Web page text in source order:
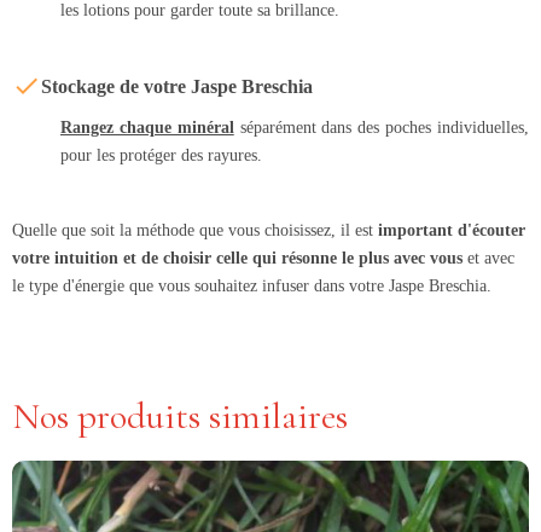
les lotions pour garder toute sa brillance.
Stockage de votre Jaspe Breschia
Rangez chaque minéralséparément dans des poches individuelles,
pour les protéger des rayures.
Quelle que soit la méthode que vous choisissez, il est important d'écouter
votre intuition et de choisir celle qui résonne le plus avec vous et avec
le type d'énergie que vous souhaitez infuser dans votre Jaspe Breschia.
Nos produits similaires